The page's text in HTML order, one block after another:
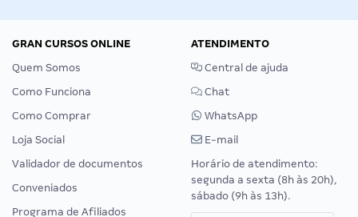
GRAN CURSOS ONLINE
Quem Somos
Como Funciona
Como Comprar
Loja Social
Validador de documentos
Conveniados
Programa de Afiliados
ATENDIMENTO
Central de ajuda
Chat
WhatsApp
E-mail
Horário de atendimento:
segunda a sexta (8h às 20h),
sábado (9h às 13h).